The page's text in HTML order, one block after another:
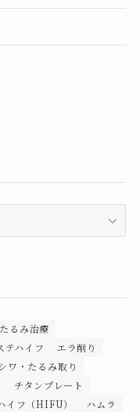
たるみ治療
テハイフ
エラ削り
シワ・たるみ取り
チタンプレート
イフ（HIFU）
ハムラ